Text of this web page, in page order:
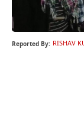
Reported By: RISHAV